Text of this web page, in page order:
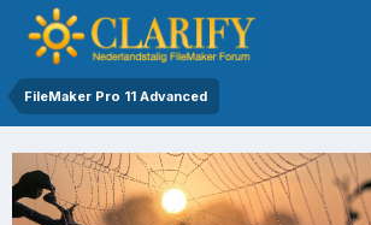
FileMaker Pro 11 Advanced